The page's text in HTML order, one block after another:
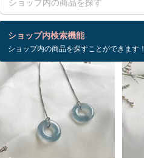
ショップ内検索機能
ショップ内の商品を探すことができます！
検索結果：419 件